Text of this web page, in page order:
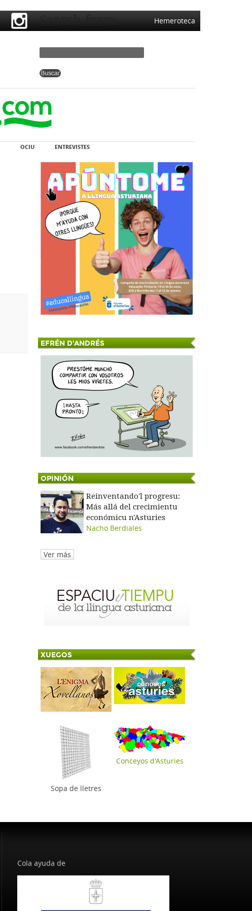
Hemeroteca
Search form
OCIU ENTREVISTES
EFRÉN D'ANDRÉS
OPINIÓN
Reinventando'l progresu:
Más allá del crecimientu
económicu n'Asturies
Nacho Berdiales
Ver más
XUEGOS
Sopa de lletres
Conceyos d'Asturies
Cola ayuda de